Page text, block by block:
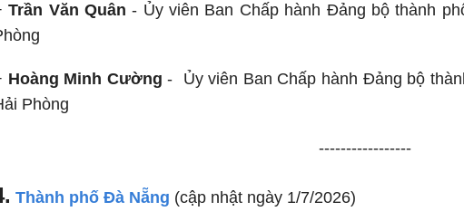
Trần Văn Quân - Ủy viên Ban Chấp hành Đảng bộ thành
Hoàng Minh Cường - Ủy viên Ban Chấp hành Đảng bộ
Phòng
-----------------
Thành phố Đà Nẵng (cập nhật ngày 1/7/2026)